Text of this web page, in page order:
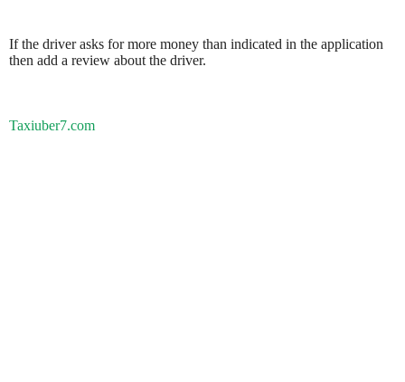
If the driver asks for more money than indicated in the application
then add a review about the driver.
Taxiuber7.com